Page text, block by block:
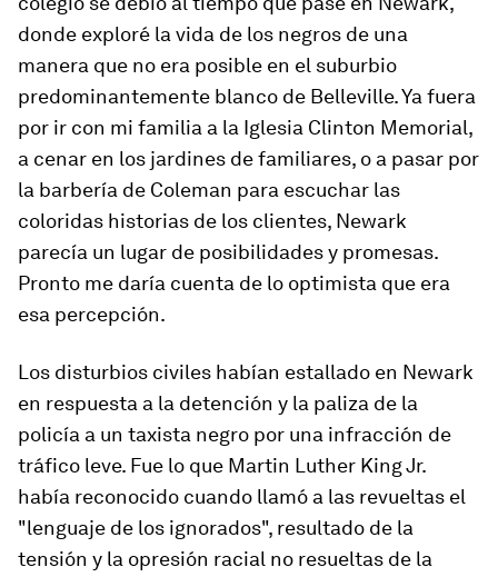
donde exploré la vida de los negros de una
manera que no era posible en el suburbio
predominantemente blanco de Belleville. Ya fuera
por ir con mi familia a la Iglesia Clinton Memorial,
a cenar en los jardines de familiares, o a pasar por
la barbería de Coleman para escuchar las
coloridas historias de los clientes, Newark
parecía un lugar de posibilidades y promesas.
Pronto me daría cuenta de lo optimista que era
esa percepción.
Los disturbios civiles habían estallado en Newark
en respuesta a la detención y la paliza de la
policía a un taxista negro por una infracción de
tráfico leve. Fue lo que Martin Luther King Jr.
había reconocido cuando llamó a las revueltas el
"lenguaje de los ignorados", resultado de la
tensión y la opresión racial no resueltas de la